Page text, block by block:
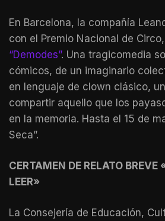
En Barcelona, la compañía
con el Premio Nacional de
“Demodes”. Una tragicomedia
cómicos, de un imaginario
en lenguaje de clown clásico,
compartir aquello que los
en la memoria. Hasta el 15 de
Seca”.
CERTAMEN DE RELATO BREVE
LEER»
La Consejería de Educación,